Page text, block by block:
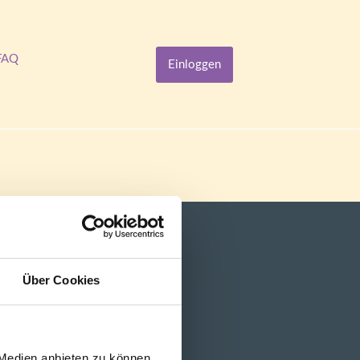
Über Cookies
Einloggen